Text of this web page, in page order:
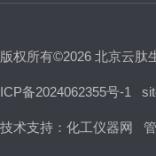
版权所有©2026 北京云肽
ICP备2024062355号-1
技术支持： 化工仪器网